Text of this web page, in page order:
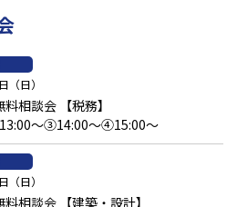
（日）
相談会 【税務】
～③14:00～④15:00～
（日）
相談会 【建築・設計】